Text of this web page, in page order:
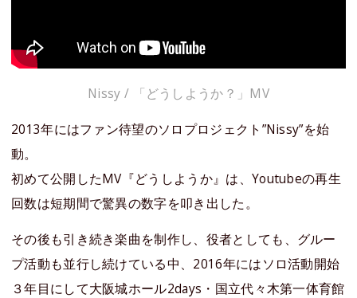
Nissy / 「どうしようか？」MV
2013年にはファン待望のソロプロジェクト”Nissy”を始
動。
初めて公開したMV『どうしようか』は、Youtubeの再生
回数は短期間で驚異の数字を叩き出した。
その後も引き続き楽曲を制作し、役者としても、グルー
プ活動も並行し続けている中、2016年にはソロ活動開始
３年目にして大阪城ホール2days・国立代々木第一体育館